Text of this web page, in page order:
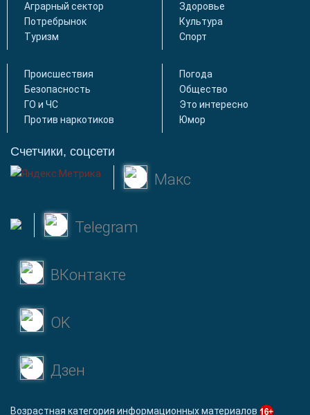
Аграрный сектор
Потребрынок
Туризм
Здоровье
Культура
Спорт
Происшествия
Безопасность
ГО и ЧС
Против наркотиков
Погода
Общество
Это интересно
Юмор
Счетчики, соцсети
Макс
Telegram
ВКонтакте
OK
Дзен
Возрастная категория информационных материалов